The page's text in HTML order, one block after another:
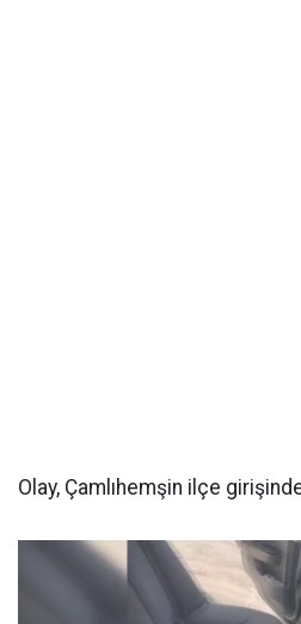
Olay, Çamlıhemşin ilçe